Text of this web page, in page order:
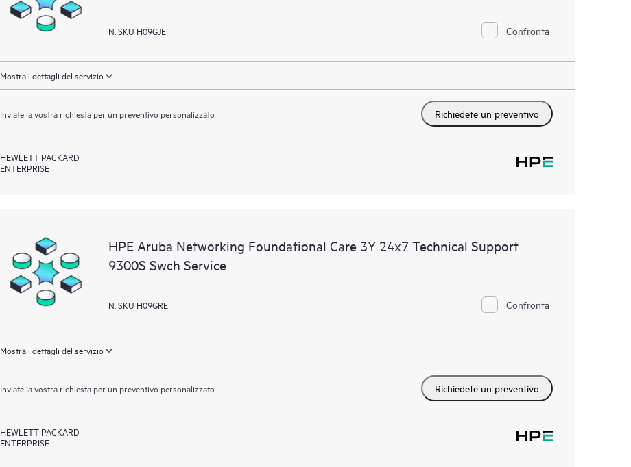
N. SKU H09GJE Confronta
Mostra i dettagli del servizio
Inviate la vostra richiesta per un preventivo personalizzato Richiedete un preventivo
HEWLETT PACKARD
ENTERPRISE
HPE Aruba Networking Foundational Care 3Y 24x7 Technical Support
9300S Swch Service
N. SKU H09GRE Confronta
Mostra i dettagli del servizio
Inviate la vostra richiesta per un preventivo personalizzato Richiedete un preventivo
HEWLETT PACKARD
ENTERPRISE